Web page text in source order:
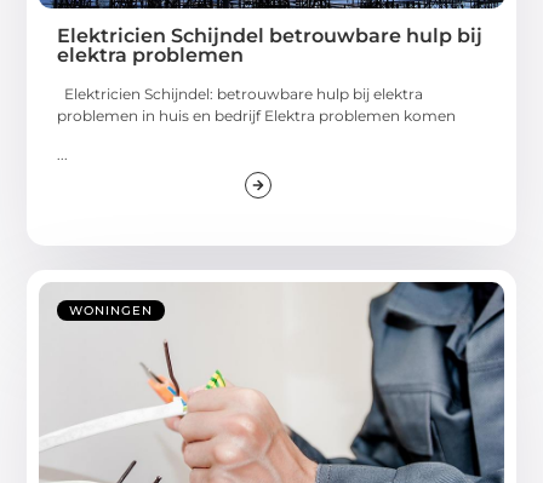
Elektricien Schijndel betrouwbare hulp bij
elektra problemen
Elektricien Schijndel: betrouwbare hulp bij elektra
problemen in huis en bedrijf Elektra problemen komen
...
WONINGEN